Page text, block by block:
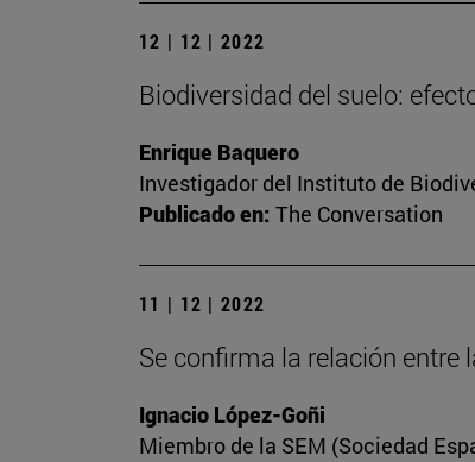
12 | 12 | 2022
Biodiversidad del suelo:
Enrique Baquero
Investigador del Instituto de
Publicado en: The Conversation
11 | 12 | 2022
Se confirma la relación entre
Ignacio López-Goñi
Miembro de la SEM (Sociedad